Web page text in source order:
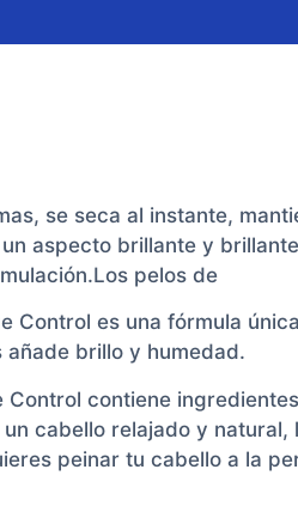
se seca al instante,
aspecto brillante y
pelos de
es una fórmula
brillo y humedad.
contiene
cabello relajado y
peinar tu cabello a la